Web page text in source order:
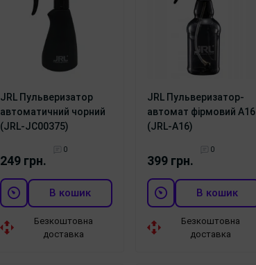
JRL Пульверизатор
автоматичний чорний
(JRL-JC00375)
0
249 грн.
В кошик
Безкоштовна
доставка
JRL Пульверизатор-
автомат фірмовий A16
(JRL-A16)
0
399 грн.
В кошик
Безкоштовна
доставка